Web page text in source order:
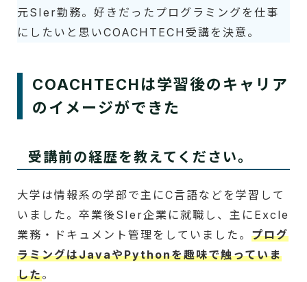
元SIer勤務。好きだったプログラミングを仕事
にしたいと思いCOACHTECH受講を決意。
COACHTECHは学習後のキャリア
のイメージができた
受講前の経歴を教えてください。
大学は情報系の学部で主にC言語などを学習して
いました。卒業後SIer企業に就職し、主にExcle
業務・ドキュメント管理をしていました。 プログ
ラミングはJavaやPythonを趣味で触っていま
した。